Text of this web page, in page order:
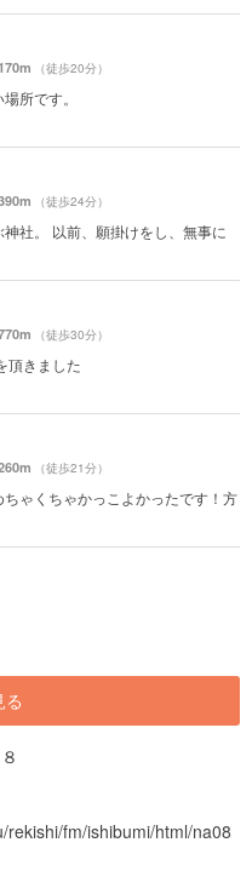
（徒歩20分）
所です。
（徒歩24分）
社。 以前、願掛けをし、無事に
（徒歩30分）
頂きました
（徒歩21分）
ゃくちゃかっこよかったです！方
る
rekishi/fm/ishibumi/html/na08